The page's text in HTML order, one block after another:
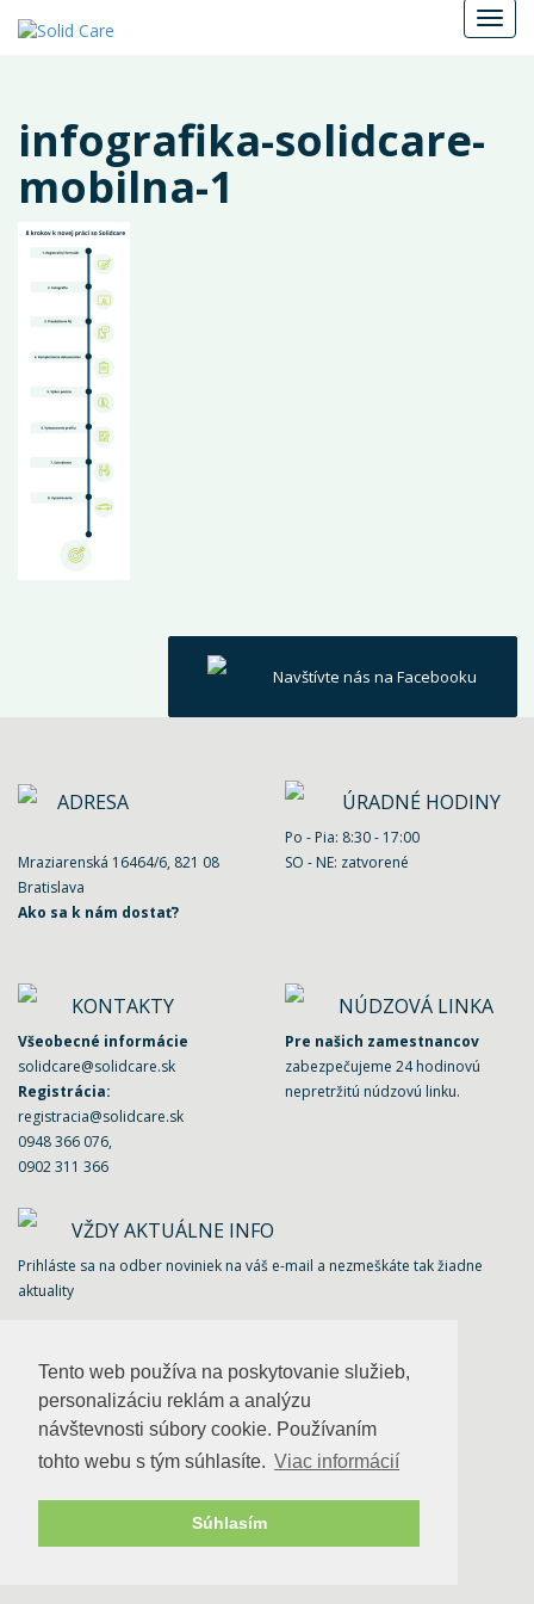
Tento web používa na poskytovanie služieb,
personalizáciu reklám a analýzu
návštevnosti súbory cookie. Používaním
tohto webu s tým súhlasíte. Viac informácií
Súhlasím
Menu
infografika-solidcare-
mobilna-1
Navštívte nás na Facebooku
ADRESA
Mraziarenská 16464/6, 821 08
Bratislava
Ako sa k nám dostať?
ÚRADNÉ HODINY
Po - Pia: 8:30 - 17:00
SO - NE: zatvorené
KONTAKTY
Všeobecné informácie
solidcare@solidcare.sk
Registrácia:
registracia@solidcare.sk
0948 366 076,
0902 311 366
NÚDZOVÁ LINKA
Pre našich zamestnancov
zabezpečujeme 24 hodinovú
nepretržitú núdzovú linku.
VŽDY AKTUÁLNE INFO
Prihláste sa na odber noviniek na váš e-mail a nezmeškáte tak žiadne
aktuality
UŽITOČNÉ INFO
Často kladené otázky